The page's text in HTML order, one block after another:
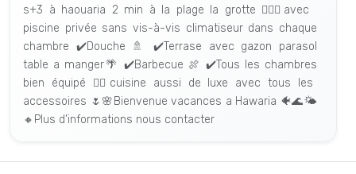
s+3 à haouaria 2 min à la plage la grotte 🏄🏻‍♂️avec
piscine privée sans vis-à-vis climatiseur dans chaque
chambre ✔️Douche 🚿 ✔️Terrase avec gazon parasol
table a manger🌴 ✔️Barbecue 🍖 ✔️Tous les chambres
bien équipé 👍🏻cuisine aussi de luxe avec tous les
accessoires 🌷🌸Bienvenue vacances a Hawaria 🐠🌊🌤
🔸Plus d’informations nous contacter